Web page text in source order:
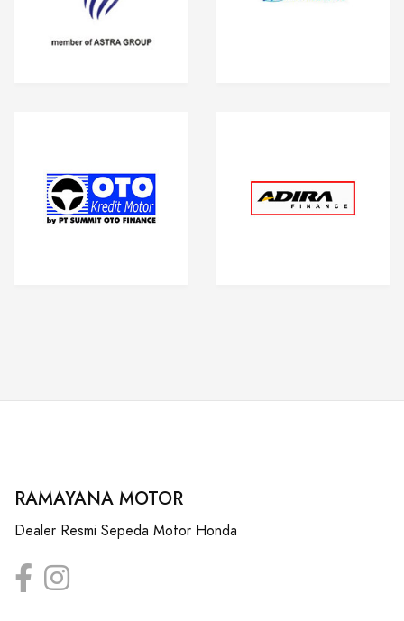
RAMAYANA MOTOR
Dealer Resmi Sepeda Motor Honda